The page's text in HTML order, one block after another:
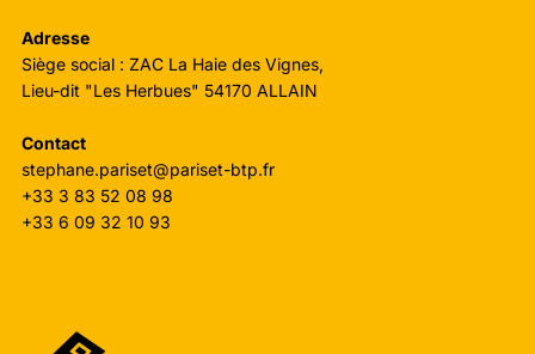
Adresse
Siège social : ZAC La Haie des Vignes,
Lieu-dit "Les Herbues" 54170 ALLAIN
Contact
stephane.pariset@pariset-btp.fr
+33 3 83 52 08 98
+33 6 09 32 10 93